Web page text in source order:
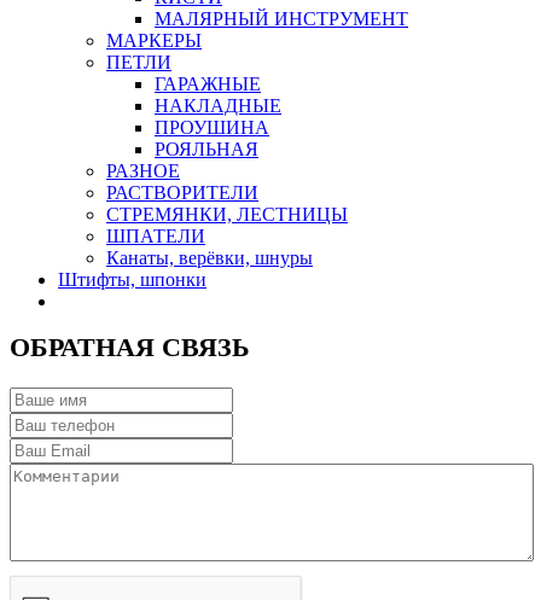
МАЛЯРНЫЙ ИНСТРУМЕНТ
МАРКЕРЫ
ПЕТЛИ
ГАРАЖНЫЕ
НАКЛАДНЫЕ
ПРОУШИНА
РОЯЛЬНАЯ
РАЗНОЕ
РАСТВОРИТЕЛИ
СТРЕМЯНКИ, ЛЕСТНИЦЫ
ШПАТЕЛИ
Канаты, верёвки, шнуры
Штифты, шпонки
ОБРАТНАЯ СВЯЗЬ